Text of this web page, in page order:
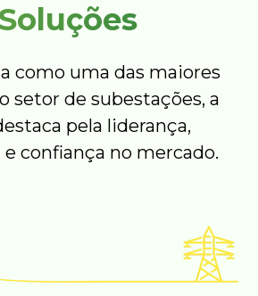
como uma das maiores
setor de subestações, a
pela liderança,
confiança no mercado.